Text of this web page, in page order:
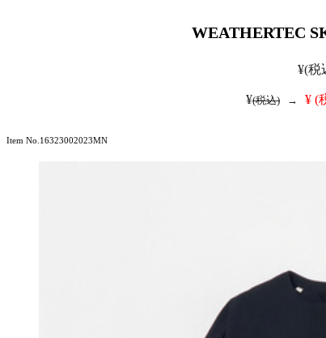
WEATHERTEC
¥(税
¥(税込) → ¥ (
Item No.16323002023MN